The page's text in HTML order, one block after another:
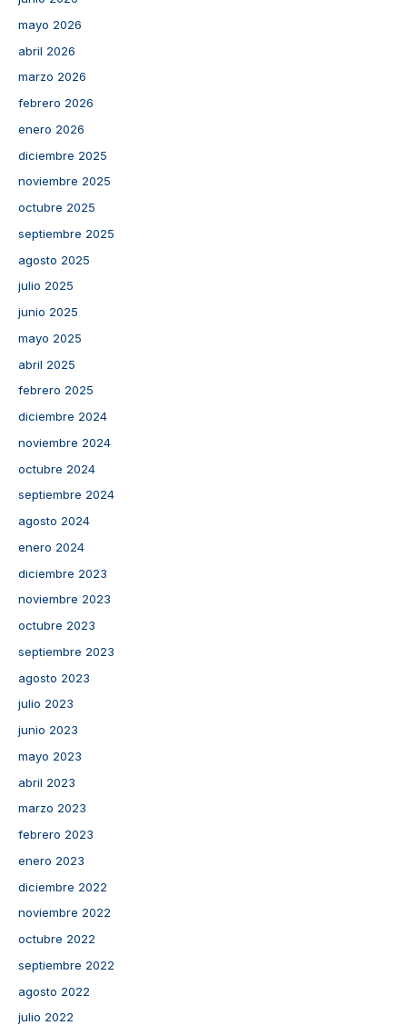
mayo 2026
abril 2026
marzo 2026
febrero 2026
enero 2026
diciembre 2025
noviembre 2025
octubre 2025
septiembre 2025
agosto 2025
julio 2025
junio 2025
mayo 2025
abril 2025
febrero 2025
diciembre 2024
noviembre 2024
octubre 2024
septiembre 2024
agosto 2024
enero 2024
diciembre 2023
noviembre 2023
octubre 2023
septiembre 2023
agosto 2023
julio 2023
junio 2023
mayo 2023
abril 2023
marzo 2023
febrero 2023
enero 2023
diciembre 2022
noviembre 2022
octubre 2022
septiembre 2022
agosto 2022
julio 2022